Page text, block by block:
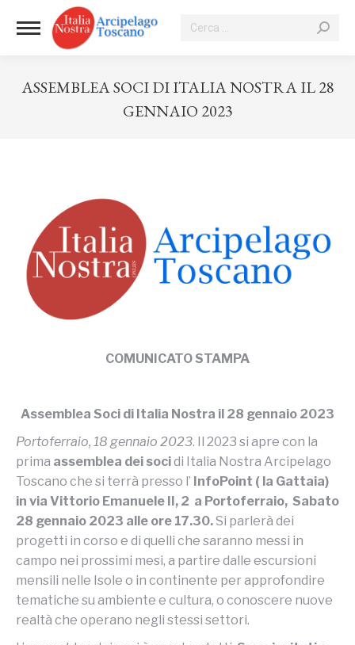
Cerca:
ASSEMBLEA SOCI DI ITALIA NOSTRA IL 28
GENNAIO 2023
COMUNICATO STAMPA
Assemblea Soci di Italia Nostra il 28 gennaio 2023
Portoferraio, 18 gennaio 2023. Il 2023 si apre con la
prima assemblea dei socidi Italia Nostra Arcipelago
Toscano che si terrà presso l’ InfoPoint ( la Gattaia)
in via Vittorio Emanuele II, 2 a Portoferraio, Sabato
28 gennaio 2023 alle ore 17.30.Si parlerà dei
progetti in corso e di quelli che saranno messi in
campo nei prossimi mesi, a partire dalle escursioni
mensili nelle Isole o in continente per approfondire
tematiche su ambiente e cultura, o conoscere nuove
realtà che operano negli stessi settori.